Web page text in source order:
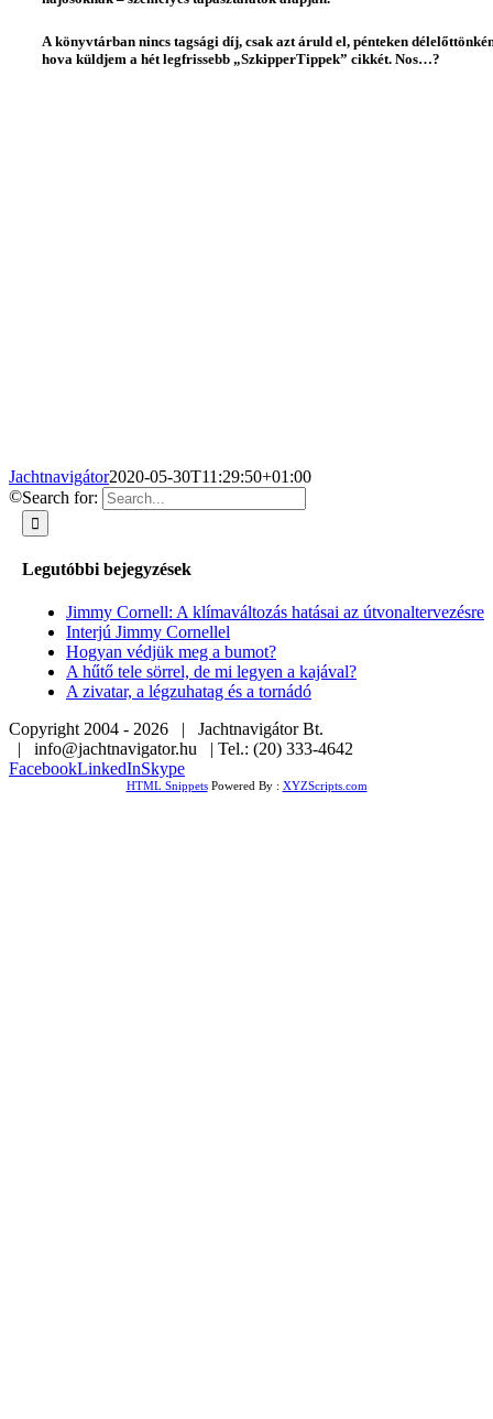
A könyvtárban nincs tagsági díj, csak azt áruld el, pénteken
hova küldjem a hét legfrissebb „SzkipperTippek” cikkét. Nos…?
Jachtnavigátor2020-05-30T11:29:50+01:00
Search for:
Legutóbbi bejegyzések
Jimmy Cornell: A klímaváltozás hatásai az útvonaltervezésre
Interjú Jimmy Cornellel
Hogyan védjük meg a bumot?
A hűtő tele sörrel, de mi legyen a kajával?
A zivatar, a légzuhatag és a tornádó
©
Copyright 2004 - 2026 | Jachtnavigátor Bt.
| info@jachtnavigator.hu | Tel.: (20) 333-4642
FacebookLinkedInSkype
HTML SnippetsPowered By : XYZScripts.com